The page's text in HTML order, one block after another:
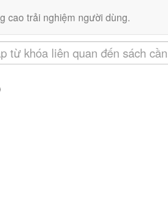
Liên kết
cao trải nghiệm người dùng.